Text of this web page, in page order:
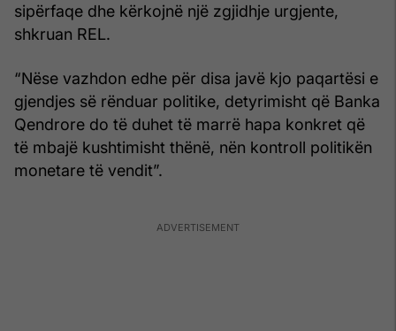
sipërfaqe dhe kërkojnë një zgjidhje urgjente,
shkruan REL.
“Nëse vazhdon edhe për disa javë kjo paqartësi e
gjendjes së rënduar politike, detyrimisht që Banka
Qendrore do të duhet të marrë hapa konkret që
të mbajë kushtimisht thënë, nën kontroll politikën
monetare të vendit”.